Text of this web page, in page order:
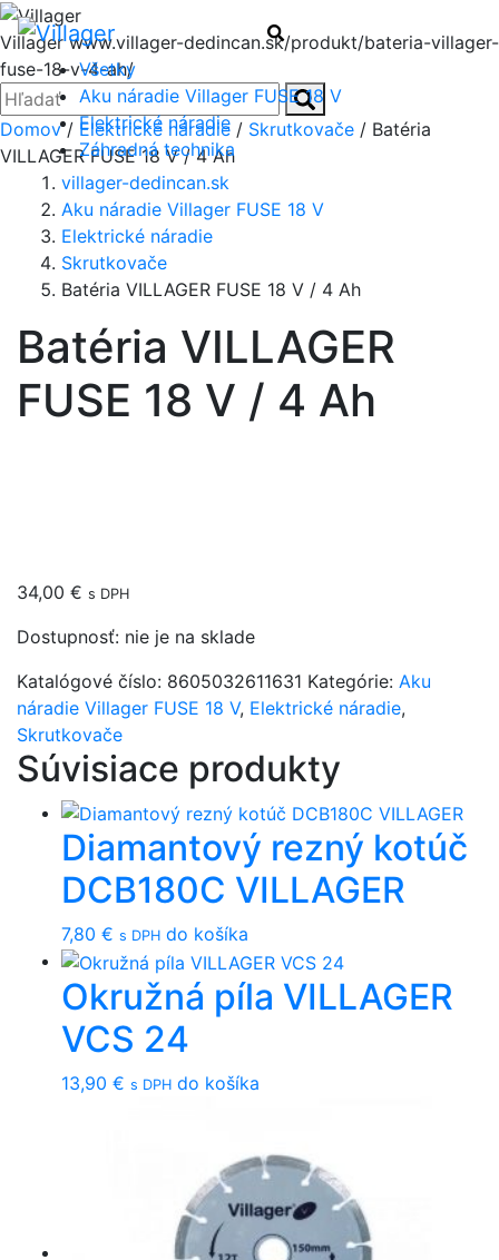
Villagerwww.villager-dedincan.sk/produkt/bateria-villager-
fuse-18-v-4-ah/
Zatvoriť
Hľadať: Hľadať
Hľadať
Všetky
Aku náradie Villager FUSE 18 V
Elektrické náradie
Záhradná technika
Domov/ Elektrické náradie / Skrutkovače / Batéria
VILLAGER FUSE 18 V / 4 Ah
villager-dedincan.sk
Aku náradie Villager FUSE 18 V
Elektrické náradie
Skrutkovače
Batéria VILLAGER FUSE 18 V / 4 Ah
Batéria VILLAGER
FUSE 18 V / 4 Ah
34,00 € s DPH
Dostupnosť: nie je na sklade
Katalógové číslo: 8605032611631 Kategórie: Aku
náradie Villager FUSE 18 V, Elektrické náradie,
Skrutkovače
Súvisiace produkty
Diamantový rezný kotúč
DCB180C VILLAGER
7,80 € s DPH do košíka
Okružná píla VILLAGER
VCS 24
13,90 € s DPH do košíka